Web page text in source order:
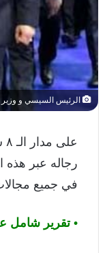
الرئيس السيسي و وزير
على مدار الـ ٨ سنوات الماضية ، لم تتوقف الإنجازات في
رجاله عبر هذه
في جميع
• تقرير شامل عن